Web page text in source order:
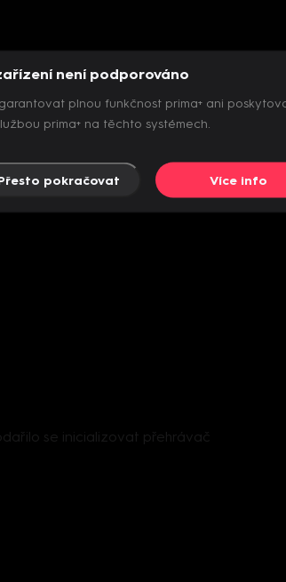
se inicializovat přehrávač
není podporováno
plnou funkčnost prima+ ani
prima+ na těchto systémech.
pokračovat Více info